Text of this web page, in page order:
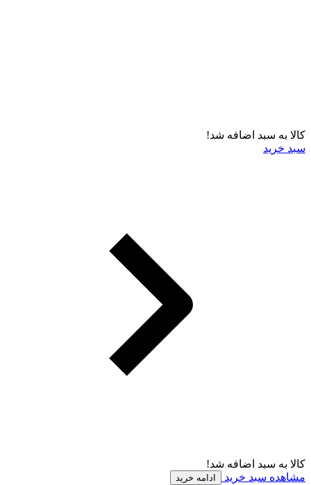
کالا به سبد اضافه شد!
سبد خرید
کالا به سبد اضافه شد!
مشاهده سبد خرید
ادامه خرید